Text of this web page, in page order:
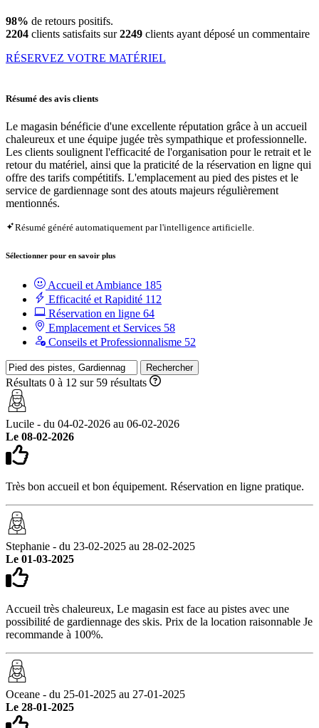
98% de retours positifs.
2204 clients satisfaits sur2249 clients ayant déposé un commentaire
RÉSERVEZ VOTRE MATÉRIEL
Résumé des avis clients
Le magasin bénéficie d'une excellente réputation grâce à un accueil
chaleureux et une équipe jugée très sympathique et professionnelle.
Les clients soulignent l'efficacité de l'organisation pour le retrait et le
retour du matériel, ainsi que la praticité de la réservation en ligne qui
offre des tarifs compétitifs. L'emplacement au pied des pistes et le
service de gardiennage sont des atouts majeurs régulièrement
mentionnés.
Résumé généré automatiquement par l'intelligence artificielle.
Sélectionner pour en savoir plus
Accueil et Ambiance 185
Efficacité et Rapidité 112
Réservation en ligne 64
Emplacement et Services 58
Conseils et Professionnalisme 52
Rechercher
Résultats 0 à 12 sur 59 résultats
Lucile - du 04-02-2026 au 06-02-2026
Le 08-02-2026
Très bon accueil et bon équipement. Réservation en ligne pratique.
Stephanie - du 23-02-2025 au 28-02-2025
Le 01-03-2025
Accueil très chaleureux, Le magasin est face au pistes avec une
possibilité de gardiennage des skis. Prix de la location raisonnable Je
recommande à 100%.
Oceane - du 25-01-2025 au 27-01-2025
Le 28-01-2025